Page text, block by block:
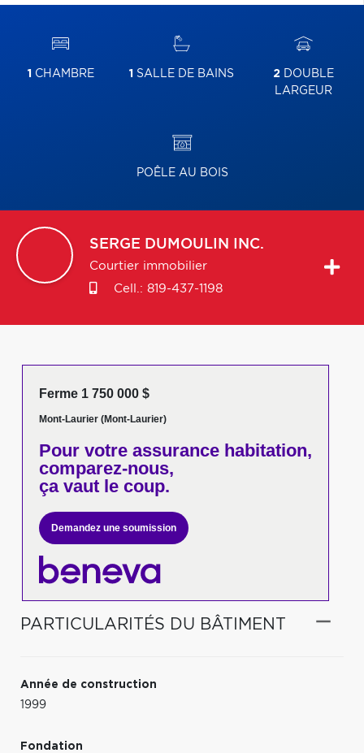
1 CHAMBRE 1 SALLE DE BAINS 2DOUBLE
LARGEUR
POÊLE AU BOIS
SERGE DUMOULIN INC.
Courtier immobilier
Cell.: 819-437-1198
Ferme 1 750 000 $
Mont-Laurier (Mont-Laurier)
Pour votreassurance habitation,
comparez-nous,
ça vaut le coup.
Demandez une soumission
PARTICULARITÉS DU BÂTIMENT
Année de construction
1999
Fondation